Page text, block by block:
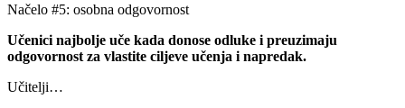
Načelo #5: osobna odgovornost
Učenici najbolje uče kada donose odluke i preuzimaju
odgovornost za vlastite ciljeve učenja i napredak.
Učitelji…